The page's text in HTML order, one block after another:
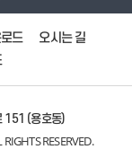
드
오시는 길
151 (용호동)
RESERVED.